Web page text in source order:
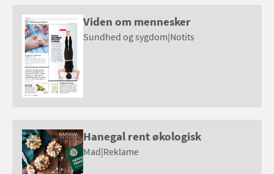
Viden om mennesker
Sundhed og sygdom|Notits
Hanegal rent økologisk
Mad|Reklame